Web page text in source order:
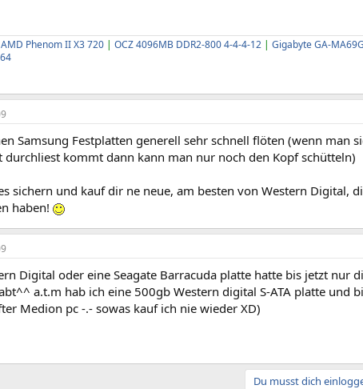
AMD Phenom II X3 720 | OCZ 4096MB DDR2-800 4-4-4-12 | Gigabyte GA-
Samsung Festplatten generell sehr schnell flöten (wenn man
durchliest kommt dann kann man nur noch den Kopf schütteln)
sichern und kauf dir ne neue, am besten von Western Digital,
haben!
Digital oder eine Seagate Barracuda platte hatte bis jetzt nur
a.t.m hab ich eine 500gb Western digital S-ATA platte und
Medion pc -.- sowas kauf ich nie wieder XD)
Du musst dich